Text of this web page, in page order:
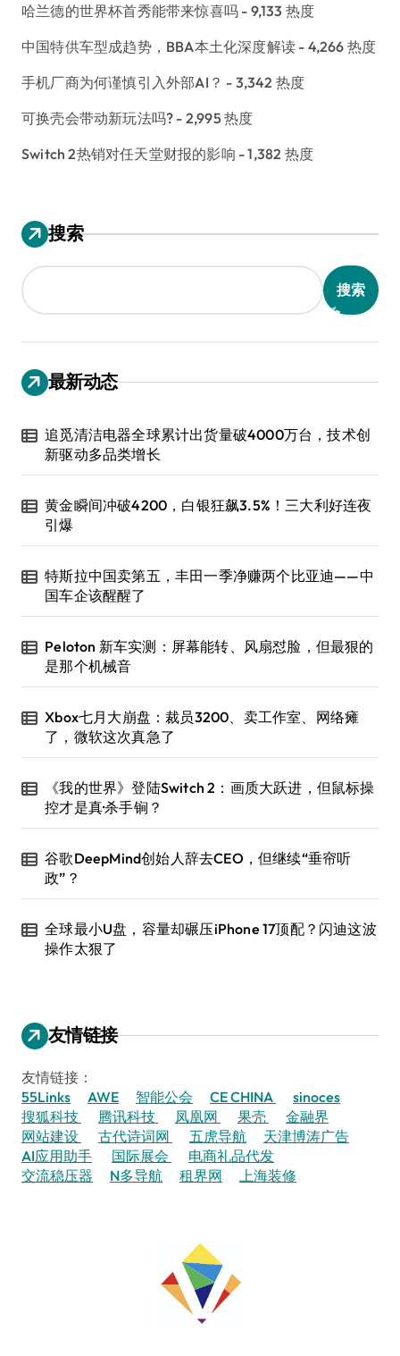
哈兰德的世界杯首秀能带来惊喜吗 - 9,133 热度
中国特供车型成趋势，BBA本土化深度解读 - 4,266 热度
手机厂商为何谨慎引入外部AI？ - 3,342 热度
可换壳会带动新玩法吗? - 2,995 热度
Switch 2热销对任天堂财报的影响 - 1,382 热度
搜索
搜索
最新动态
追觅清洁电器全球累计出货量破4000万台，技术创
新驱动多品类增长
黄金瞬间冲破4200，白银狂飙3.5%！三大利好连夜
引爆
特斯拉中国卖第五，丰田一季净赚两个比亚迪——中
国车企该醒醒了
Peloton 新车实测：屏幕能转、风扇怼脸，但最狠的
是那个机械音
Xbox七月大崩盘：裁员3200、卖工作室、网络瘫
了，微软这次真急了
《我的世界》登陆Switch 2：画质大跃进，但鼠标操
控才是真·杀手锏？
谷歌DeepMind创始人辞去CEO，但继续“垂帘听
政”？
全球最小U盘，容量却碾压iPhone 17顶配？闪迪这波
操作太狠了
友情链接
友情链接：
55Links
AWE 智能公会 CE CHINA
sinoces
搜狐科技
腾讯科技 凤凰网 果壳
金融界
网站建设
古代诗词网 五虎导航
天津博涛广告
AI应用助手
国际展会
电商礼品代发
交流稳压器
N多导航 租界网 上海装修